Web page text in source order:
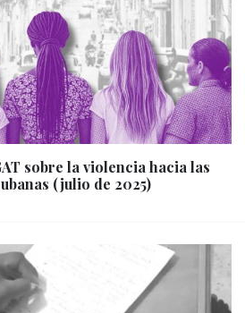
sobre la violencia hacia las
(julio de 2025)